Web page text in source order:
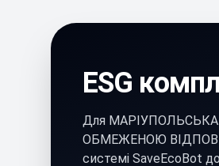
ESG
Для
ОБМЕЖЕНОЮ
системі SaveEcoBot